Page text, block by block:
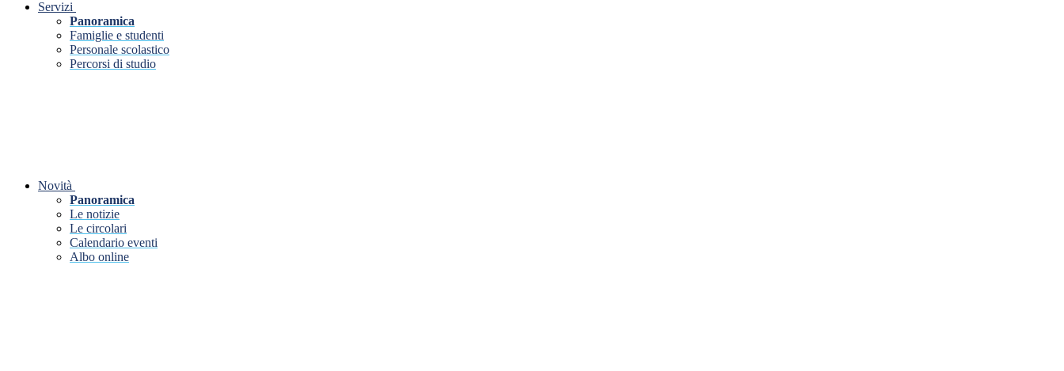
Servizi
Panoramica
Famiglie e studenti
Personale scolastico
Percorsi di studio
Novità
Panoramica
Le notizie
Le circolari
Calendario eventi
Albo online